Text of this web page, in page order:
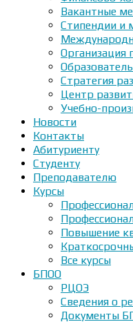
Вакантные
Стипендии и
Организация
Стратегия
Центр
Учебно-
Новости
Контакты
Абитуриенту
Студенту
Преподавателю
Курсы
Повышение
Все курсы
БПОО
РЦОЭ
Сведения о
Документы